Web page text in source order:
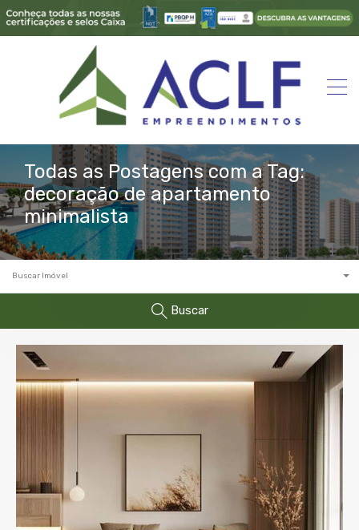
Todas as Postagens com a Tag:
decoração de apartamento
minimalista
Buscar Imóvel
Buscar